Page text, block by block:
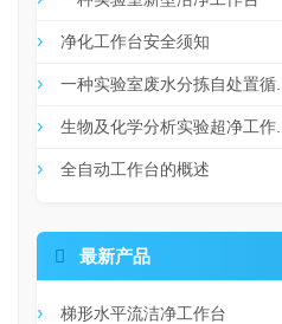
净化工作台安全须知
一种实验室废水分拣自处置循...
生物及化学分析实验超净工作...
全自动工作台的概述
 最新产品
梯形水平流洁净工作台